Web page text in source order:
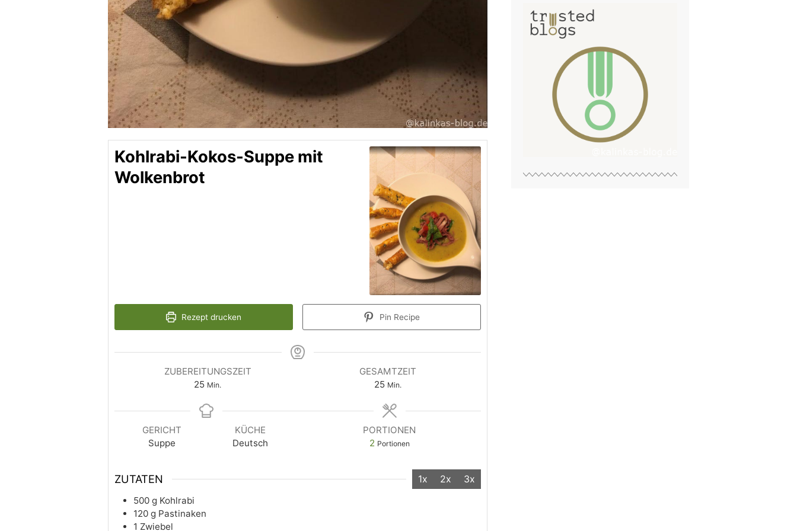
Kohlrabi-Kokos-Suppe mit
Wolkenbrot
Rezept drucken Pin Recipe
ZUBEREITUNGSZEIT
25 Min.
GESAMTZEIT
25 Min.
GERICHT
Suppe
KÜCHE
Deutsch
PORTIONEN
2 Portionen
ZUTATEN 1x 2x 3x
500 g Kohlrabi
120 g Pastinaken
1 Zwiebel